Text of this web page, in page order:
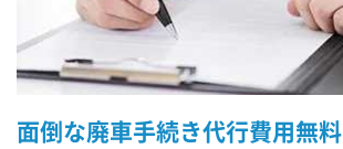
面倒な廃車手続き代行費用無料